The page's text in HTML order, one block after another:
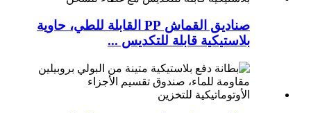
صناديق القماش PP القابلة للطي، حاوية
بلاستيكية قابلة للتكديس ...